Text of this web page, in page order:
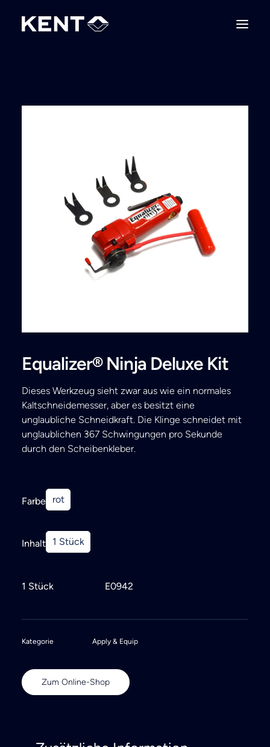
Equalizer® Ninja Deluxe Kit
Dieses Werkzeug sieht zwar aus wie ein normales
Kaltschneidemesser, aber es besitzt eine
unglaubliche Schneidkraft. Die Klinge schneidet mit
unglaublichen 367 Schwingungen pro Sekunde
durch den Scheibenkleber.
Farbe rot
Inhalt 1 Stück
1 Stück E0942
Kategorie Apply & Equip
Zum Online-Shop